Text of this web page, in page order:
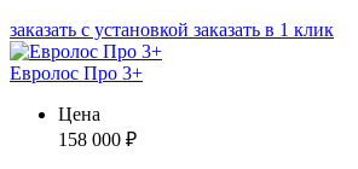
заказать с установкой заказать в 1 клик
Евролос Про 3+
Цена
158 000 ₽